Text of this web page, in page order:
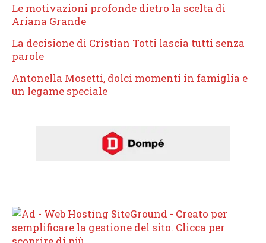
Le motivazioni profonde dietro la scelta di
Ariana Grande
La decisione di Cristian Totti lascia tutti senza
parole
Antonella Mosetti, dolci momenti in famiglia e
un legame speciale